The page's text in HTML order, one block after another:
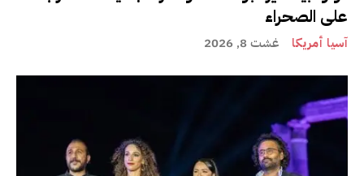
على الصحراء
آسيا أمريكا غشت 8, 2026